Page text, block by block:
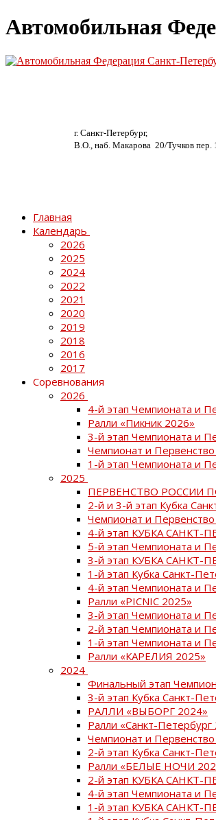
Автомобильная
г. Санкт-Петербург,
В.О., наб. Макарова 20/Тучков пер.
Главная
Календарь
2026
2025
2024
2022
2021
2020
2019
2018
2016
2017
Соревнования
2026
4-й этап Чемпионата и
Ралли «Пикник 2026»
3-й этап Чемпионата и
Чемпионат и
1-й этап Чемпионата и
2025
ПЕРВЕНСТВО РОССИИ
2-й и 3-й этап Кубка
Чемпионат и
4-й этап КУБКА САНКТ-
5-й этап Чемпионата и
3-й этап КУБКА САНКТ-
1-й этап Кубка Санкт-
4-й этап Чемпионата и
Ралли «PICNIC 2025»
3-й этап Чемпионата и
2-й этап Чемпионата и
1-й этап Чемпионата и
Ралли «КАРЕЛИЯ 2025»
2024
Финальный этап
3-й этап Кубка Санкт-
РАЛЛИ «ВЫБОРГ 2024»
Ралли «Санкт-Петербург
Чемпионат и
2-й этап Кубка Санкт-
Ралли «БЕЛЫЕ НОЧИ
2-й этап КУБКА САНКТ-
4-й этап Чемпионата и
1-й этап КУБКА САНКТ-